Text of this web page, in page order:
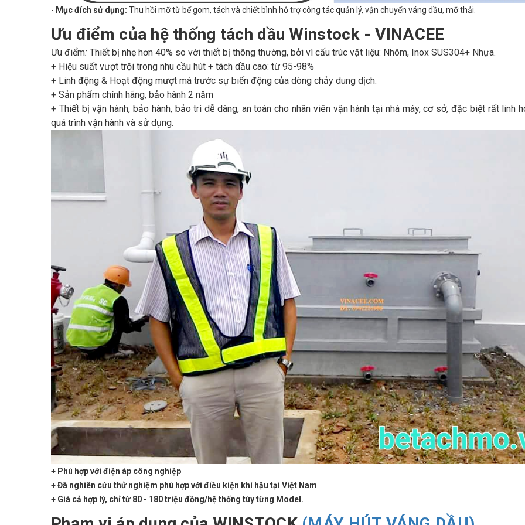
- Mục đích sử dụng: Thu hồi mỡ từ bể gom, tách và chiết bình hỗ trợ công tác quản lý, vận chuyển váng dầu, mỡ thải.
Ưu điểm của hệ thống tách dầu Winstock - VINACEE
Ưu điểm: Thiết bị nhẹ hơn 40% so với thiết bị thông thường, bởi vì cấu trúc vật liệu: Nhôm, Inox SUS304+ Nhựa.
+ Hiệu suất vượt trội trong nhu cầu hút + tách dầu cao: từ 95-98%
+ Linh động & Hoạt động mượt mà trước sự biến động của dòng chảy dung dịch.
+ Sản phẩm chính hãng, bảo hành 2 năm
+ Thiết bị vận hành, bảo hành, bảo trì dễ dàng, an toàn cho nhân viên vận hành tại nhà máy, cơ sở, đặc biệt rất linh
quá trình vận hành và sử dụng.
+ Phù hợp với điện áp công nghiệp
+ Đã nghiên cứu thử nghiệm phù hợp với điều kiện khí hậu tại Việt Nam
+ Giá cả hợp lý, chỉ từ 80 - 180 triệu đồng/hệ thống tùy từng Model.